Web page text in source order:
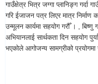
गाउँक्षेत्र भित्र जग्गा प्लानिङ्ग गर्दा
गरि ईजाजन पत्र लिएर मात्र निर्माण
उन्मूलन कार्यमा सहयोग गरौँ । , बिष्णु
अभियानलाई सार्थकता दिन सहयोग
भएकोले आगोजन्य सामग्रीको